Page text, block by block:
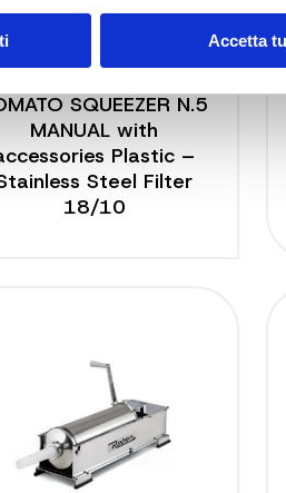
Accetta
8501 N
SQUEEZER N.5
MANUAL with
Plastic –
Steel Filter
18/10